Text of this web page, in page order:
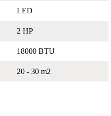
LED
2 HP
18000 BTU
20 - 30 m2